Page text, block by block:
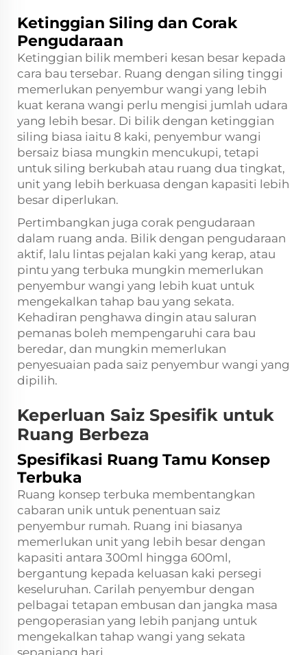
Ketinggian Siling dan Corak
Pengudaraan
Ketinggian bilik memberi kesan besar kepada
cara bau tersebar. Ruang dengan siling tinggi
memerlukan penyembur wangi yang lebih
kuat kerana wangi perlu mengisi jumlah udara
yang lebih besar. Di bilik dengan ketinggian
siling biasa iaitu 8 kaki, penyembur wangi
bersaiz biasa mungkin mencukupi, tetapi
untuk siling berkubah atau ruang dua tingkat,
unit yang lebih berkuasa dengan kapasiti lebih
besar diperlukan.
Pertimbangkan juga corak pengudaraan
dalam ruang anda. Bilik dengan pengudaraan
aktif, lalu lintas pejalan kaki yang kerap, atau
pintu yang terbuka mungkin memerlukan
penyembur wangi yang lebih kuat untuk
mengekalkan tahap bau yang sekata.
Kehadiran penghawa dingin atau saluran
pemanas boleh mempengaruhi cara bau
beredar, dan mungkin memerlukan
penyesuaian pada saiz penyembur wangi yang
dipilih.
Keperluan Saiz Spesifik untuk
Ruang Berbeza
Spesifikasi Ruang Tamu Konsep
Terbuka
Ruang konsep terbuka membentangkan
cabaran unik untuk penentuan saiz
penyembur rumah. Ruang ini biasanya
memerlukan unit yang lebih besar dengan
kapasiti antara 300ml hingga 600ml,
bergantung kepada keluasan kaki persegi
keseluruhan. Carilah penyembur dengan
pelbagai tetapan embusan dan jangka masa
pengoperasian yang lebih panjang untuk
mengekalkan tahap wangi yang sekata
sepanjang hari.